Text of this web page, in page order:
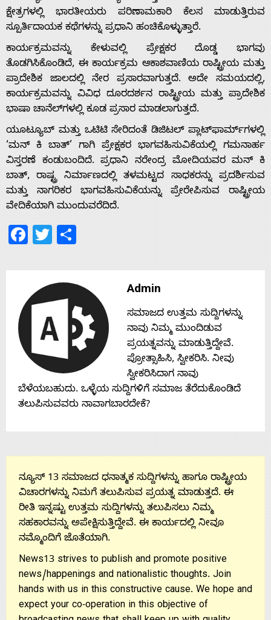
Home
About
Us
Advertise
With
s
Contact
Us
ಕ್ಷೇತ್ರಗಳಲ್ಲಿ ಭಾರತೀಯರು ಪರಿಣಾಮಕಾರಿ ಕೆಲಸ ಮಾಡುತ್ತಿರುವ
ಸ್ಪೂರ್ತಿದಾಯಕ ಕಥೆಗಳನ್ನು ಪ್ರಧಾನಿ ಹಂಚಿಕೊಳ್ಳುತ್ತಾರೆ.
ಕಾರ್ಯಕ್ರಮವನ್ನು ಕೇಳುವಲ್ಲಿ ಪ್ರೇಕ್ಷಕರ ದೊಡ್ಡ ಭಾಗವು
ತೊಡಗಿಸಿಕೊಂಡಿದೆ, ಈ ಕಾರ್ಯಕ್ರಮ ಆಕಾಶವಾಣಿಯ ರಾಷ್ಟ್ರೀಯ ಮತ್ತು
ಪ್ರಾದೇಶಿಕ ಜಾಲದಲ್ಲಿ ನೇರ ಪ್ರಸಾರವಾಗುತ್ತದೆ. ಅದೇ ಸಮಯದಲ್ಲಿ,
ಕಾರ್ಯಕ್ರಮವನ್ನು ವಿವಿಧ ದೂರದರ್ಶನ ರಾಷ್ಟ್ರೀಯ ಮತ್ತು ಪ್ರಾದೇಶಿಕ
ಭಾಷಾ ಚಾನೆಲ್‌ಗಳಲ್ಲಿ ಕೂಡ ಪ್ರಸಾರ ಮಾಡಲಾಗುತ್ತದೆ.
ಯೂಟ್ಯೂಬ್ ಮತ್ತು ಒಟಿಟಿ ಸೇರಿದಂತೆ ಡಿಜಿಟಲ್ ಪ್ಲಾಟ್‌ಫಾರ್ಮ್‌ಗಳಲ್ಲಿ
‘ಮನ್ ಕಿ ಬಾತ್’ ಗಾಗಿ ಪ್ರೇಕ್ಷಕರ ಭಾಗವಹಿಸುವಿಕೆಯಲ್ಲಿ ಗಮನಾರ್ಹ
ವಿಸ್ತರಣೆ ಕಂಡುಬಂದಿದೆ. ಪ್ರಧಾನಿ ನರೇಂದ್ರ ಮೋದಿಯವರ ಮನ್ ಕಿ
ಬಾತ್, ರಾಷ್ಟ್ರ ನಿರ್ಮಾಣದಲ್ಲಿ ತಳಮಟ್ಟದ ಸಾಧಕರನ್ನು ಪ್ರದರ್ಶಿಸುವ
ಮತ್ತು ನಾಗರಿಕರ ಭಾಗವಹಿಸುವಿಕೆಯನ್ನು ಪ್ರೇರೇಪಿಸುವ ರಾಷ್ಟ್ರೀಯ
ವೇದಿಕೆಯಾಗಿ ಮುಂದುವರೆದಿದೆ.
Facebook
Twitter
Admin
ಸಮಾಜದ ಉತ್ತಮ ಸುದ್ದಿಗಳನ್ನು
ನಾವು ನಿಮ್ಮ ಮುಂದಿಡುವ
ಪ್ರಯತ್ನವನ್ನು ಮಾಡುತ್ತಿದ್ದೇವೆ.
ಪ್ರೋತ್ಸಾಹಿಸಿ, ಸ್ವೀಕರಿಸಿ. ನೀವು
ಸ್ವೀಕರಿಸಿದಾಗ ನಾವು
ಬೆಳೆಯಬಹುದು. ಒಳ್ಳೆಯ ಸುದ್ದಿಗಳಿಗೆ ಸಮಾಜ ತೆರೆದುಕೊಂಡಿದೆ
ತಲುಪಿಸುವವರು ನಾವಾಗಬಾರದೇಕೆ?
ನ್ಯೂಸ್ 13 ಸಮಾಜದ ಧನಾತ್ಮಕ ಸುದ್ದಿಗಳನ್ನು ಹಾಗೂ ರಾಷ್ಟ್ರೀಯ
ವಿಚಾರಗಳನ್ನು ನಿಮಗೆ ತಲುಪಿಸುವ ಪ್ರಯತ್ನ ಮಾಡುತ್ತದೆ. ಈ
ರೀತಿ ಇನ್ನಷ್ಟು ಉತ್ತಮ ಸುದ್ದಿಗಳನ್ನು ತಲುಪಿಸಲು ನಿಮ್ಮ
ಸಹಕಾರವನ್ನು ಅಪೇಕ್ಷಿಸುತ್ತಿದ್ದೇವೆ. ಈ ಕಾರ್ಯದಲ್ಲಿ ನೀವೂ
ನಮ್ಮೊಂದಿಗೆ ಜೊತೆಯಾಗಿ.
News13 strives to publish and promote positive
news/happenings and nationalistic thoughts. Join
hands with us in this constructive cause. We hope and
expect your co-operation in this objective of